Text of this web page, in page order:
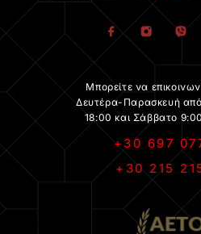
Μπορείτε να
Δευτέρα-Παρασκευή από
18:00 και Σάββατο
+30 697
+30 215